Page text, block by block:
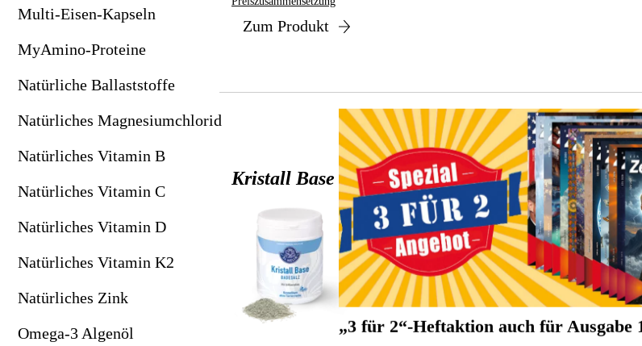
Natürliches Magnesiumchlorid
Natürliches Vitamin B
Natürliches Vitamin C
Natürliches Vitamin D
Lithium (Vitalnahrung für Pflanzen)
MMS & CDL
Mohnblütenöl: Schmerzlindernd & entspannend
Original Chi-Maschine
Multi-Eisen-Kapseln
MyAmino-Proteine
Natürliche Ballaststoffe
Natürliches Magnesiumchlorid
Natürliches Vitamin B
Natürliches Vitamin C
Natürliches Vitamin D
Natürliches Vitamin K2
Natürliches Zink
Omega-3 Algenöl
Zum Produkt
Kristall Base Badesalz
Dieses basische Badesalz entspannt und verwöhnt
die Haut. Es enthält spurenelementhaltige pflegende
Naturkreiden, naturbelassene Kurort-Mineralien und
Kristallsalze.
„3 für 2“-Heftaktion auch für Ausgabe